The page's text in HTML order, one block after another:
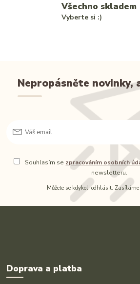
Všechno skladem
Vyberte si :)
Nepropásněte novinky,
Souhlasím se zpracováním osobních
newsletteru.
Můžete se kdykoli odhlásit.
Doprava a platba